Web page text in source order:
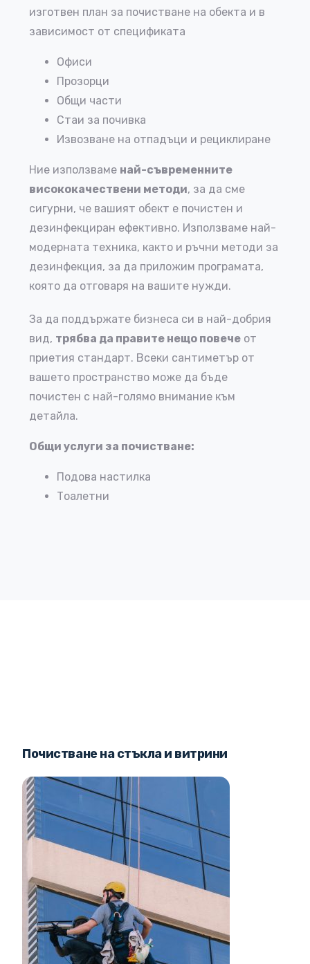
изготвен план за почистване на обекта и в
зависимост от спецификата
Офиси
Прозорци
Общи части
Стаи за почивка
Извозване на отпадъци и рециклиране
Ние използваме най-съвременните
висококачествени методи, за да сме
сигурни, че вашият обект е почистен и
дезинфекциран ефективно. Използваме най-
модерната техника, както и ръчни методи за
дезинфекция, за да приложим програмата,
която да отговаря на вашите нужди.
За да поддържате бизнеса си в най-добрия
вид, трябва да правите нещо повече от
приетия стандарт. Всеки сантиметър от
вашето пространство може да бъде
почистен с най-голямо внимание към
детайла.
Общи услуги за почистване:
Подова настилка
Тоалетни
Почистване на стъкла и витрини